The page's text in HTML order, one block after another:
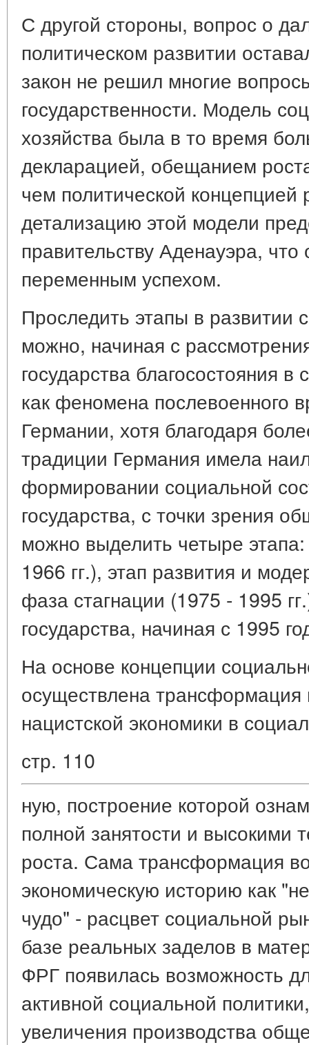
С другой стороны, вопрос о
политическом развитии
закон не решил многие
государственности. Модель
хозяйства была в то время
декларацией, обещанием
чем политической
детализацию этой модели
правительству Аденауэра,
переменным успехом.
Проследить этапы в развитии
можно, начиная с
государства благосостояния
как феномена послевоенного
Германии, хотя благодаря
традиции Германия имела
формировании социальной
государства, с точки зрения
можно выделить четыре
1966 гг.), этап развития и
фаза стагнации (1975 - 1995
государства, начиная с 1995
На основе концепции
осуществлена трансформация
нацистской экономики в
стр. 110
ную, построение которой
полной занятости и высокими
роста. Сама трансформация
экономическую историю как
чудо" - расцвет социальной
базе реальных заделов в
ФРГ появилась возможность
активной социальной
увеличения производства